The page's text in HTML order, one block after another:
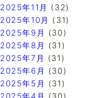
2025年11月 (32)
2025年10月 (31)
2025年9月 (30)
2025年8月 (31)
2025年7月 (31)
2025年6月 (30)
2025年5月 (31)
2025年4月 (30)